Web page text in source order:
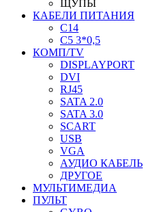
ЩУПЫ
КАБЕЛИ ПИТАНИЯ
C14
C5 3*0,5
КОМП/TV
DISPLAYPORT
DVI
RJ45
SATA 2.0
SATA 3.0
SCART
USB
VGA
АУДИО КАБЕЛЬ
ДРУГОЕ
МУЛЬТИМЕДИА
ПУЛЬТ